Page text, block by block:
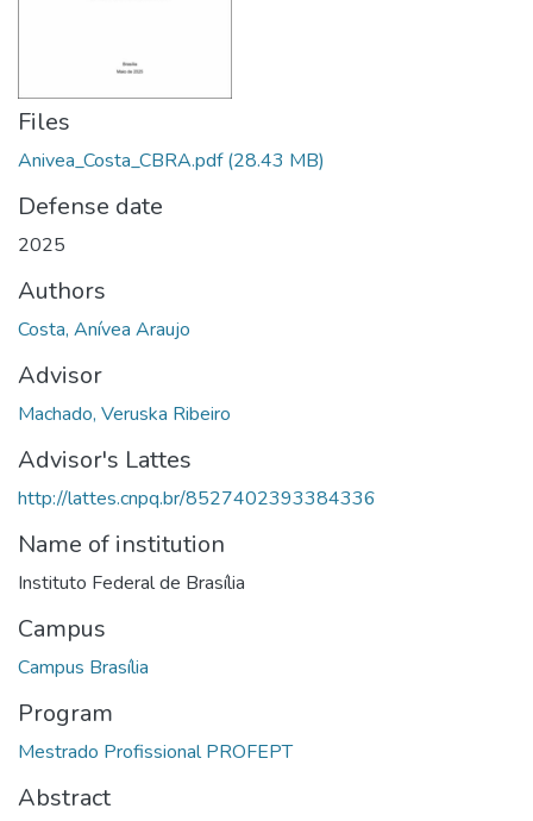
Files
Anivea_Costa_CBRA.pdf(28.43 MB)
Defense date
2025
Authors
Costa, Anívea Araujo
Advisor
Machado, Veruska Ribeiro
Advisor's Lattes
http://lattes.cnpq.br/8527402393384336
Name of institution
Instituto Federal de Brasília
Campus
Campus Brasília
Program
Mestrado Profissional PROFEPT
Abstract